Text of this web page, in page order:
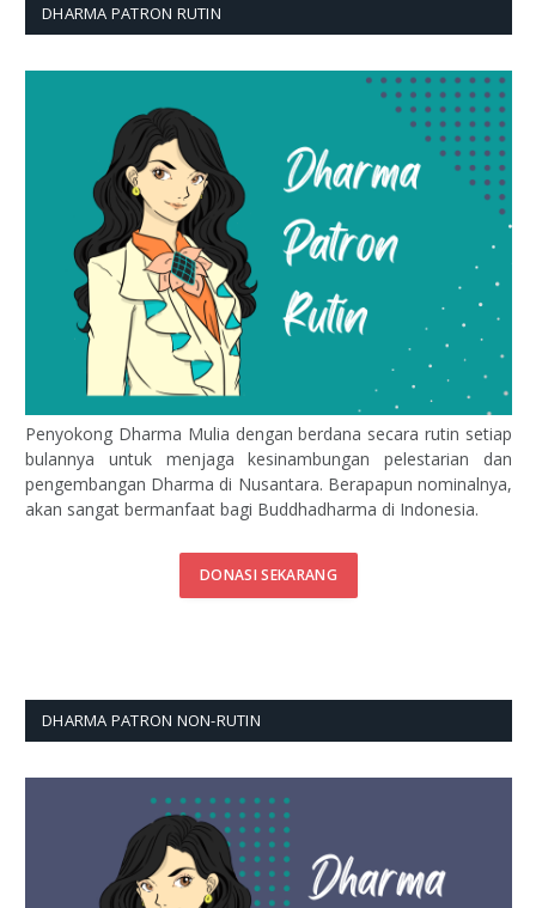
DHARMA PATRON RUTIN
Penyokong Dharma Mulia dengan berdana secara rutin setiap
bulannya untuk menjaga kesinambungan pelestarian dan
pengembangan Dharma di Nusantara. Berapapun nominalnya,
akan sangat bermanfaat bagi Buddhadharma di Indonesia.
DONASI SEKARANG
DHARMA PATRON NON-RUTIN